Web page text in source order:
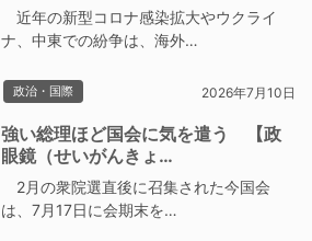
近年の新型コロナ感染拡大やウクライ
ナ、中東での紛争は、海外…
政治・国際 2026年7月10日
強い総理ほど国会に気を遣う 【政
眼鏡（せいがんきょ…
2月の衆院選直後に召集された今国会
は、7月17日に会期末を…